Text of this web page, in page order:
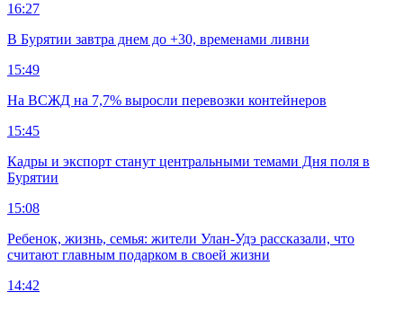
16:27
В Бурятии завтра днем до +30, временами ливни
15:49
На ВСЖД на 7,7% выросли перевозки контейнеров
15:45
Кадры и экспорт станут центральными темами Дня поля в
Бурятии
15:08
Ребенок, жизнь, семья: жители Улан-Удэ рассказали, что
считают главным подарком в своей жизни
14:42